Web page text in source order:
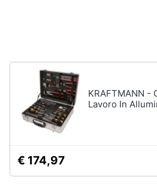
KRAFTMANN -
Lavoro In
€ 174,97